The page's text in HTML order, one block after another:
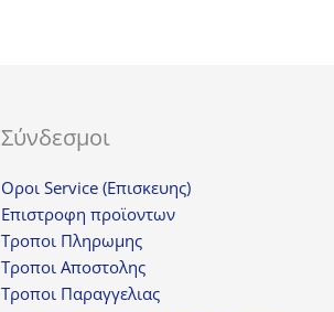
Σύνδεσμοι
Οροι Service (Επισκευης)
Επιστροφη προϊοντων
Τροποι Πληρωμης
Τροποι Αποστολης
Τροποι Παραγγελιας